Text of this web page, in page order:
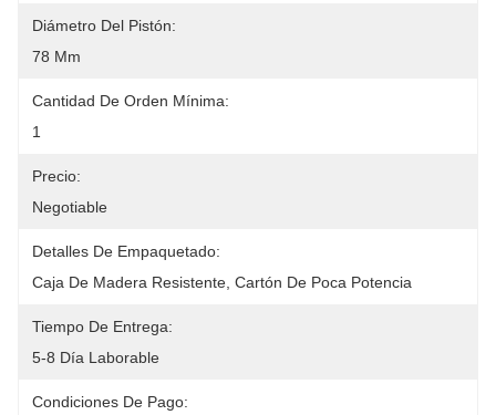
Diámetro Del Pistón:
78 Mm
Cantidad De Orden Mínima:
1
Precio:
Negotiable
Detalles De Empaquetado:
Caja De Madera Resistente, Cartón De Poca Potencia
Tiempo De Entrega:
5-8 Día Laborable
Condiciones De Pago: